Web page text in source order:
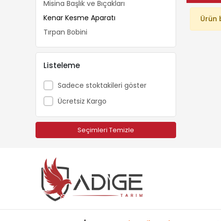
Misina Başlık ve Bıçakları
Kenar Kesme Aparatı
Tırpan Bobini
Listeleme
Sadece stoktakileri göster
Ücretsiz Kargo
Seçimleri Temizle
Ürün